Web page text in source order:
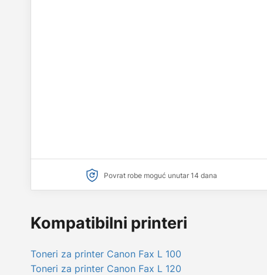
Povrat robe moguć unutar 14 dana
Kompatibilni printeri
Toneri za printer Canon Fax L 100
Toneri za printer Canon Fax L 120